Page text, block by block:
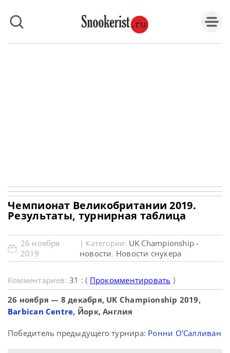
Чемпионат Великобритании 2019.
Результаты, турнирная таблица
26 ноября
2019
| Категории: UK Championship -
новости, Новости снукера
Комментариев:31 : ( Прокомментировать )
26 ноября — 8 декабря, UK Championship 2019,
Barbican Centre, Йорк, Англия
Победитель предыдущего турнира: Ронни О’Салливан